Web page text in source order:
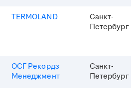
TERMOLAND
Санкт-
Петербург
ОСГ Рекордз
Менеджмент
Санкт-
Петербург